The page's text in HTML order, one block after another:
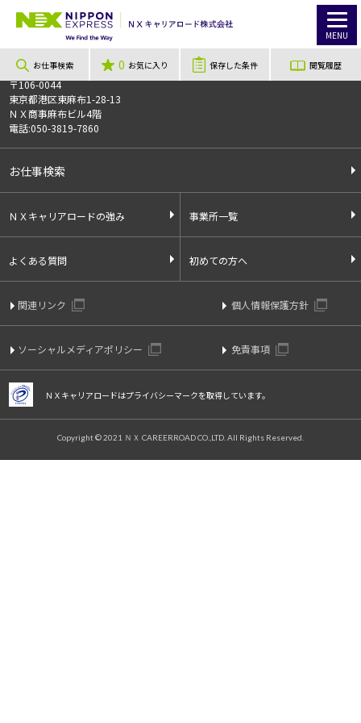
MENU
お仕事検索 0 お気に入り 保存した条件 閲覧履歴
TOP お仕事検索
このお仕事は非公開のお仕事です
お仕事番号013244
〒106-0044
東京都港区東麻布1-28-13
ＮＸ商事麻布ビル4階
電話:050-3819-7860
お仕事検索
ＮＸキャリアロードの強み 事業所一覧
よくある質問 初めての方へ
関連リンク 個人情報保護方針
ソーシャルメディアポリシー 免責事項
ＮＸキャリアロードはプライバシーマークを取得しています。
Copyright © 2021 ＮＸ CAREERROAD CO.,LTD. All Rights Reserved.